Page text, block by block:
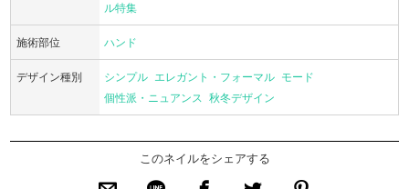
ル特集
施術部位 ハンド
デザイン種別 シンプル エレガント・フォーマル モード
個性派・ニュアンス 秋冬デザイン
このネイルをシェアする